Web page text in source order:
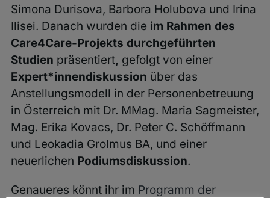
Simona Durisova, Barbora Holubova und Irina
Ilisei. Danach wurden die im Rahmen des
Care4Care-Projekts durchgeführten
Studien präsentiert, gefolgt von einer
Expert*innendiskussion über das
Anstellungsmodell in der Personenbetreuung
in Österreich mit Dr. MMag. Maria Sagmeister,
Mag. Erika Kovacs, Dr. Peter C. Schöffmann
und Leokadia Grolmus BA, und einer
neuerlichen Podiumsdiskussion.
Genaueres könnt ihr im Programm der